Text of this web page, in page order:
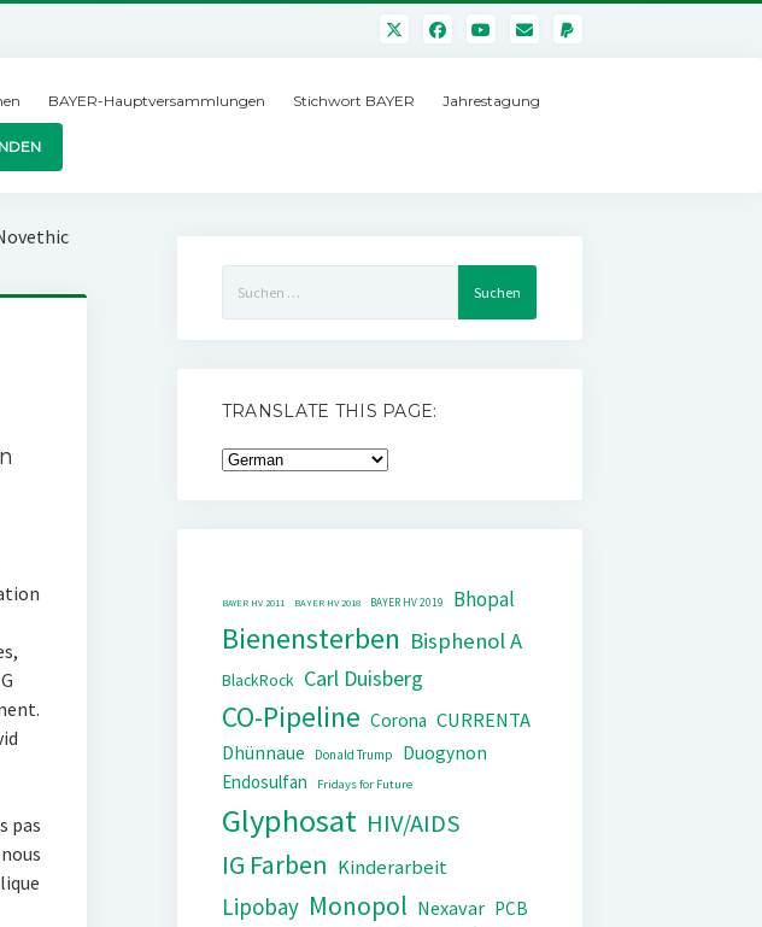
BAYER-Hauptversammlungen Stichwort BAYER Jahrestagung
pas
nach:
TRANSLATE THIS PAGE:
BAYER HV 2011 BAYER HV 2018 BAYER HV 2019 Bhopal
Bienensterben Bisphenol A
BlackRock Carl Duisberg
CO-Pipeline Corona CURRENTA
Dhünnaue Donald Trump
Duogynon
Endosulfan
Fridays for Future
Glyphosat HIV/AIDS
IG Farben Kinderarbeit
Lipobay Monopol Nexavar PCB